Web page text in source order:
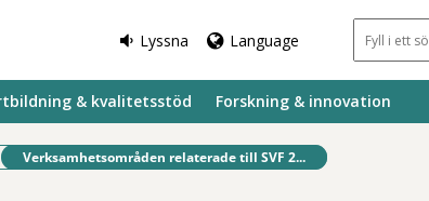
Lyssna Language Sökfält
& kvalitetsstöd Forskning & innovation
Befintlig sida:
Verksamhetsområden relaterade till SVF 2...